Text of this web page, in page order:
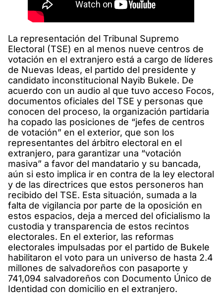
La representación del Tribunal Supremo
Electoral (TSE) en al menos nueve centros de
votación en el extranjero está a cargo de líderes
de Nuevas Ideas, el partido del presidente y
candidato inconstitucional Nayib Bukele. De
acuerdo con un audio al que tuvo acceso Focos,
documentos oficiales del TSE y personas que
conocen del proceso, la organización partidaria
ha copado las posiciones de “jefes de centros
de votación” en el exterior, que son los
representantes del árbitro electoral en el
extranjero, para garantizar una “votación
masiva” a favor del mandatario y su bancada,
aún si esto implica ir en contra de la ley electoral
y de las directrices que estos personeros han
recibido del TSE. Esta situación, sumada a la
falta de vigilancia por parte de la oposición en
estos espacios, deja a merced del oficialismo la
custodia y transparencia de estos recintos
electorales. En el exterior, las reformas
electorales impulsadas por el partido de Bukele
habilitaron el voto para un universo de hasta 2.4
millones de salvadoreños con pasaporte y
741,094 salvadoreños con Documento Único de
Identidad con domicilio en el extranjero.